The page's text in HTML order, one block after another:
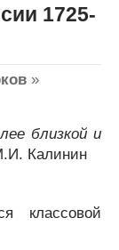
1725-
»
близкой и
Калинин
классовой